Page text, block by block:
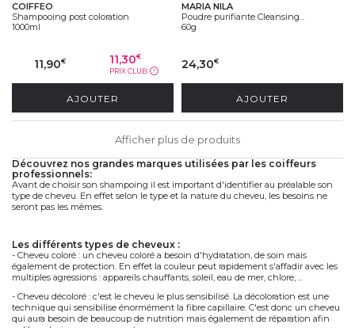
COIFFEO
Shampooing post coloration
1000ml
11,90€ 11,30€
PRIX CLUB ?
AJOUTER
MARIA NILA
Poudre purifiante Cleansing...
60g
24,30€
AJOUTER
Afficher plus de produits
découvrez nos grandes marques utilisées par les coiffeurs
professionnels:
Avant de choisir son shampoing il est important d'identifier au préalable son
type de cheveu. En effet selon le type et la nature du cheveu, les besoins ne
seront pas les mêmes.
les différents types de cheveux :
- Cheveu coloré : un cheveu coloré a besoin d'hydratation, de soin mais
également de protection. En effet la couleur peut rapidement s'affadir avec les
multiples agressions : appareils chauffants, soleil, eau de mer, chlore, ...
- Cheveu décoloré : c'est le cheveu le plus sensibilisé. La décoloration est une
technique qui sensibilise énormément la fibre capillaire. C'est donc un cheveu
qui aura besoin de beaucoup de nutrition mais également de réparation afin